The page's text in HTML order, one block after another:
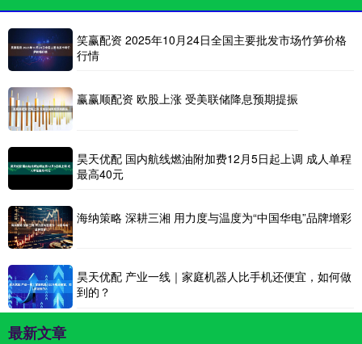
笑赢配资 2025年10月24日全国主要批发市场竹笋价格
行情
赢赢顺配资 欧股上涨 受美联储降息预期提振
昊天优配 国内航线燃油附加费12月5日起上调 成人单程
最高40元
海纳策略 深耕三湘 用力度与温度为“中国华电”品牌增彩
昊天优配 产业一线｜家庭机器人比手机还便宜，如何做
到的？
最新文章